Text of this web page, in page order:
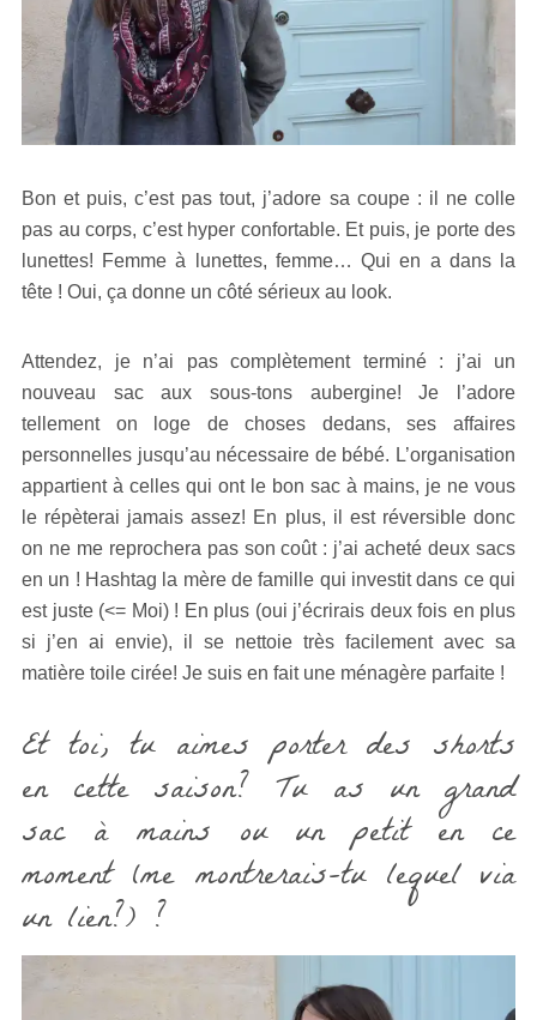
Bon et puis, c’est pas tout, j’adore sa coupe : il ne colle
pas au corps, c’est hyper confortable. Et puis, je porte des
lunettes! Femme à lunettes, femme… Qui en a dans la
tête ! Oui, ça donne un côté sérieux au look.
Attendez, je n’ai pas complètement terminé : j’ai un
nouveau sac aux sous-tons aubergine! Je l’adore
tellement on loge de choses dedans, ses affaires
personnelles jusqu’au nécessaire de bébé. L’organisation
appartient à celles qui ont le bon sac à mains, je ne vous
le répèterai jamais assez! En plus, il est réversible donc
on ne me reprochera pas son coût : j’ai acheté deux sacs
en un ! Hashtag la mère de famille qui investit dans ce qui
est juste (<= Moi) ! En plus (oui j’écrirais deux fois en plus
si j’en ai envie), il se nettoie très facilement avec sa
matière toile cirée! Je suis en fait une ménagère parfaite !
Et toi, tu aimes porter des shorts
en cette saison? Tu as un grand
sac à mains ou un petit en ce
moment (me montrerais-tu lequel via
un lien?) ?